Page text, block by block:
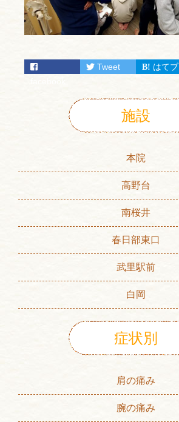
Tweet はてブ
施設
本院
高野台
南桜井
春日部東口
武里駅前
白岡
症状別
肩の痛み
腕の痛み